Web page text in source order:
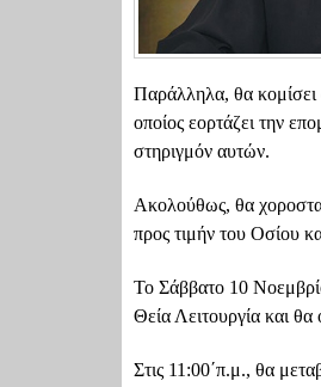
Παράλληλα, θα
οποίος εορτάζει την
στηριγμόν αυτών.
Ακολούθως, θα
προς τιμήν του Οσίου
Το Σάββατο 10
Θεία Λειτουργία και
Στις 11:00΄π.μ., θα